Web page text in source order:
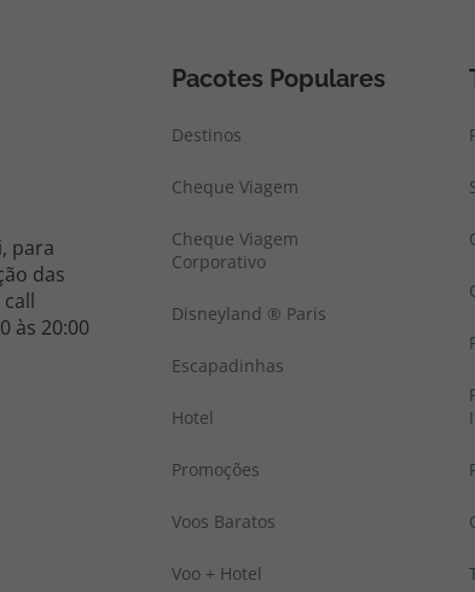
para
das
às 20:00
Pacotes Populares
Destinos
Cheque Viagem
Cheque Viagem
Corporativo
Disneyland ® Paris
Escapadinhas
Hotel
Promoções
Voos Baratos
Voo + Hotel